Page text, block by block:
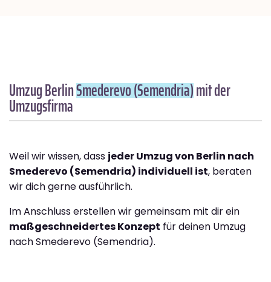
Umzug BerlinSmederevo (Semendria)mit der
Umzugsfirma
Weil wir wissen, dass jeder Umzug von Berlin nach
Smederevo (Semendria) individuell ist, beraten
wir dich gerne ausführlich.
Im Anschluss erstellen wir gemeinsam mit dir ein
maßgeschneidertes Konzept für deinen Umzug
nach Smederevo (Semendria).